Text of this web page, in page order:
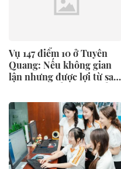
Vụ 147 điểm 10 ở Tuyên
Quang: Nếu không gian
lận nhưng được lợi từ sai
không?